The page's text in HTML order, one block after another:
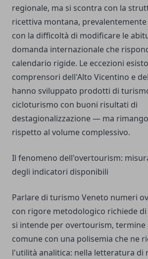
regionale, ma si scontra con la
ricettiva montana,
con la difficoltà di modificare le
domanda internazionale che
calendario rigide. Le eccezioni
comprensori dell'Alto Vicentino e
hanno sviluppato prodotti di
cicloturismo con buoni risultati di
destagionalizzazione — ma
rispetto al volume complessivo.
Il fenomeno dell'overtourism:
degli indicatori disponibili
Parlare di turismo Veneto numeri
con rigore metodologico richiede di
si intende per overtourism,
comune con una polisemia che ne
l'utilità analitica: nella letteratura di